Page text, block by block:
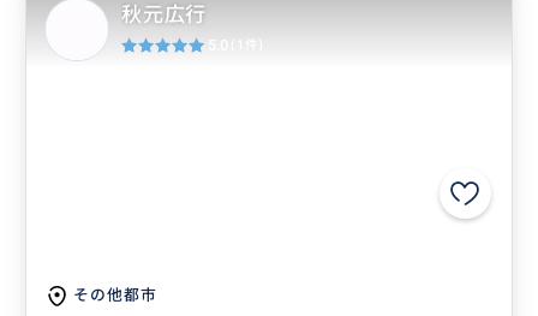
その他都市
秋元広行
5.0 (1件)